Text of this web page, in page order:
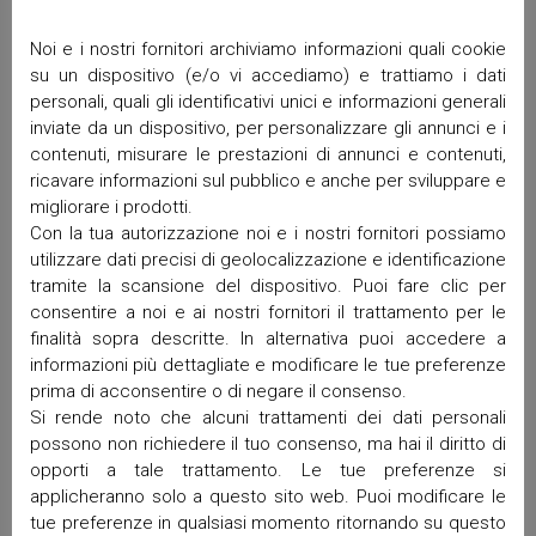
Archivi
Giugno 2026
Aprile 2026
Marzo 2026
Febbraio 2026
Gennaio 2026
Dicembre 2025
Novembre 2025
Ottobre 2025
Settembre 2025
Maggio 2025
Aprile 2025
Marzo 2025
Febbraio 2025
Gennaio 2025
Dicembre 2024
Noi e i nostri fornitori archiviamo informazioni quali cookie
su un dispositivo (e/o vi accediamo) e trattiamo i dati
personali, quali gli identificativi unici e informazioni generali
inviate da un dispositivo, per personalizzare gli annunci e i
contenuti, misurare le prestazioni di annunci e contenuti,
ricavare informazioni sul pubblico e anche per sviluppare e
migliorare i prodotti.
Con la tua autorizzazione noi e i nostri fornitori possiamo
utilizzare dati precisi di geolocalizzazione e identificazione
tramite la scansione del dispositivo. Puoi fare clic per
consentire a noi e ai nostri fornitori il trattamento per le
finalità sopra descritte. In alternativa puoi accedere a
informazioni più dettagliate e modificare le tue preferenze
prima di acconsentire o di negare il consenso.
Si rende noto che alcuni trattamenti dei dati personali
possono non richiedere il tuo consenso, ma hai il diritto di
opporti a tale trattamento. Le tue preferenze si
applicheranno solo a questo sito web. Puoi modificare le
tue preferenze in qualsiasi momento ritornando su questo